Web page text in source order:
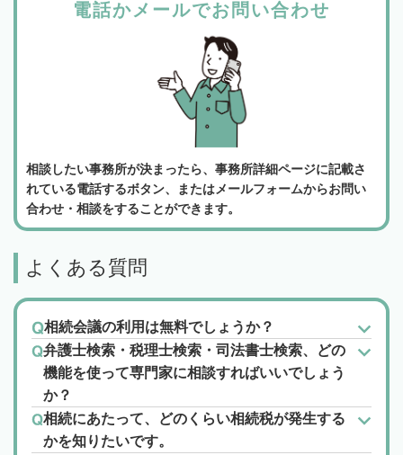
電話かメールでお問い合わせ
相談したい事務所が決まったら、事務所詳細ページに記載さ
れている電話するボタン、またはメールフォームからお問い
合わせ・相談をすることができます。
よくある質問
相続会議の利用は無料でしょうか？
弁護士検索・税理士検索・司法書士検索、どの
機能を使って専門家に相談すればいいでしょう
か？
相続にあたって、どのくらい相続税が発生する
かを知りたいです。